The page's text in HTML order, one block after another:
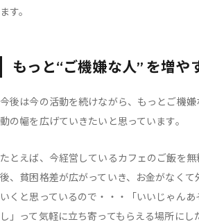
ます。
もっと“ご機嫌な人” を増や
今後は今の活動を続けながら、もっとご機
動の幅を広げていきたいと思っています。
たとえば、今経営しているカフェのご飯を
後、貧困格差が広がっていき、お金がなくて
いくと思っているので・・・「いいじゃん
し」って気軽に立ち寄ってもらえる場所にし